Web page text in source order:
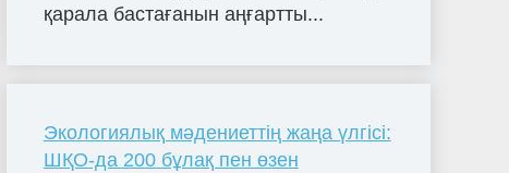
қарала бастағанын аңғартты...
Экологиялық мәдениеттің жаңа үлгісі:
ШҚО-да 200 бұлақ пен өзен